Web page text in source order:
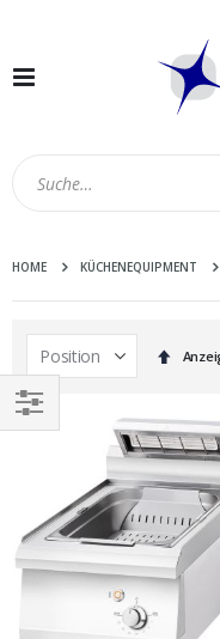
Navigation
HOME KÜCHENEQUIPMENT
In
EINKAUFEN